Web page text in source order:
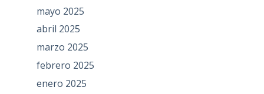
mayo 2025
abril 2025
marzo 2025
febrero 2025
enero 2025